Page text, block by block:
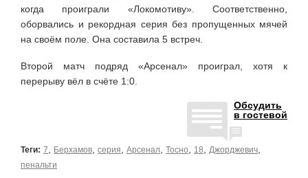
когда проиграли «Локомотиву». Соответственно,
оборвались и рекордная серия без пропущенных мячей
на своём поле. Она составила 5 встреч.
Второй матч подряд «Арсенал» проиграл, хотя к
перерыву вёл в счёте 1:0.
Обсудить
в гостевой
Теги: 7 Берхамов серия Арсенал Тосно 18 Джорджевич
пенальти